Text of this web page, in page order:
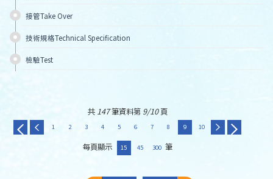
接管Take Over
技術規格Technical Specification
檢驗Test
共 147筆資料第 9/10頁
1 2 3 4 5 6 7 8 9 10
每頁顯示 15 45 300 筆